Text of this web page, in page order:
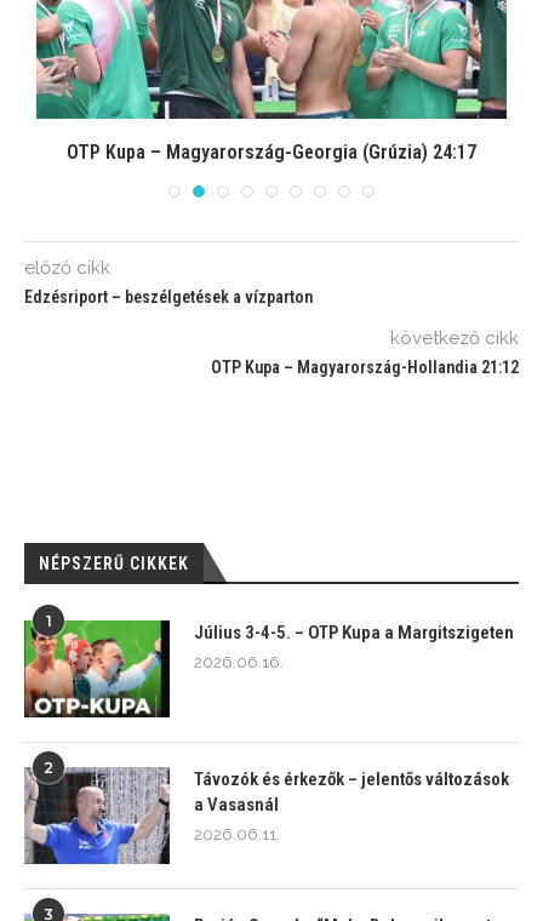
OTP Kupa – Magyarország-Georgia (Grúzia) 24:17
előző cikk
Edzésriport – beszélgetések a vízparton
következő cikk
OTP Kupa – Magyarország-Hollandia 21:12
NÉPSZERŰ CIKKEK
1
Július 3-4-5. – OTP Kupa a Margitszigeten
2026.06.16.
2
Távozók és érkezők – jelentős változások
a Vasasnál
2026.06.11.
3